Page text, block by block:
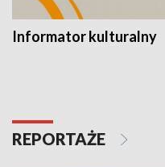
Informator kulturalny
REPORTAŻE